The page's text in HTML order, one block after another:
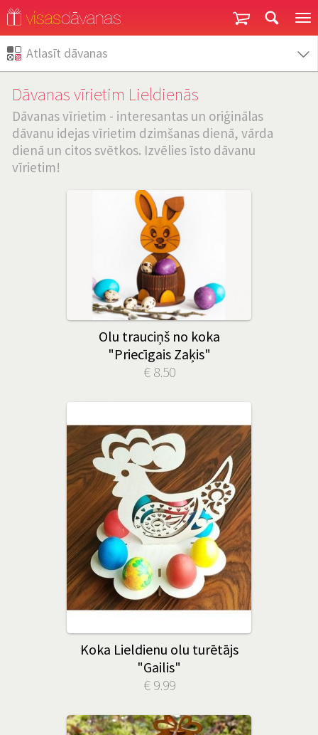
Atlasīt dāvanas
Dāvanas vīrietim Lieldienās
Dāvanas vīrietim - interesantas un oriģinālas
dāvanu idejas vīrietim dzimšanas dienā, vārda
dienā un citos svētkos. Izvēlies īsto dāvanu
vīrietim!
Olu trauciņš no koka
"Priecīgais Zaķis"
€ 8.50
Koka Lieldienu olu turētājs
"Gailis"
€ 9.99